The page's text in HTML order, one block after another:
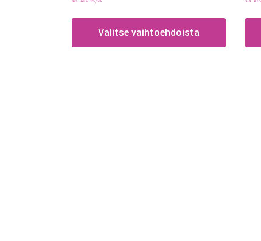
sis. ALV 25,5%
Valitse vaihtoehdoista
sis.